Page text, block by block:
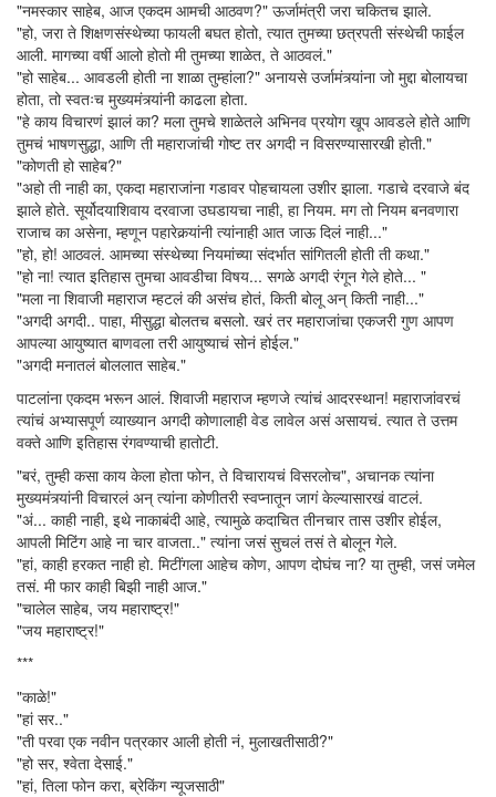
"नमस्कार साहेब, आज एकदम आमची आठवण?" ऊर्जामंत्री जरा चकितच झाले.
"हो, जरा ते शिक्षणसंस्थेच्या फायली बघत होतो, त्यात तुमच्या छत्रपती संस्थेची फाईल
आली. मागच्या वर्षी आलो होतो मी तुमच्या शाळेत, ते आठवलं."
"हो साहेब... आवडली होती ना शाळा तुम्हांला?" अनायसे उर्जामंत्र्यांना जो मुद्दा बोलायचा
होता, तो स्वतःच मुख्यमंत्र्यांनी काढला होता.
"हे काय विचारणं झालं का? मला तुमचे शाळेतले अभिनव प्रयोग खूप आवडले होते आणि
तुमचं भाषणसुद्धा, आणि ती महाराजांची गोष्ट तर अगदी न विसरण्यासारखी होती."
"कोणती हो साहेब?"
"अहो ती नाही का, एकदा महाराजांना गडावर पोहचायला उशीर झाला. गडाचे दरवाजे बंद
झाले होते. सूर्योदयाशिवाय दरवाजा उघडायचा नाही, हा नियम. मग तो नियम बनवणारा
राजाच का असेना, म्हणून पहारेकर्‍यांनी त्यांनाही आत जाऊ दिलं नाही..."
"हो, हो! आठवलं. आमच्या संस्थेच्या नियमांच्या संदर्भात सांगितली होती ती कथा."
"हो ना! त्यात इतिहास तुमचा आवडीचा विषय... सगळे अगदी रंगून गेले होते... "
"मला ना शिवाजी महाराज म्हटलं की असंच होतं, किती बोलू अन् किती नाही..."
"अगदी अगदी.. पाहा, मीसुद्धा बोलतच बसलो. खरं तर महाराजांचा एकजरी गुण आपण
आपल्या आयुष्यात बाणवला तरी आयुष्याचं सोनं होईल."
"अगदी मनातलं बोललात साहेब."
पाटलांना एकदम भरून आलं. शिवाजी महाराज म्हणजे त्यांचं आदरस्थान! महाराजांवरचं
त्यांचं अभ्यासपूर्ण व्याख्यान अगदी कोणालाही वेड लावेल असं असायचं. त्यात ते उत्तम
वक्ते आणि इतिहास रंगवण्याची हातोटी.
"बरं, तुम्ही कसा काय केला होता फोन, ते विचारायचं विसरलोच", अचानक त्यांना
मुख्यमंत्र्यांनी विचारलं अन् त्यांना कोणीतरी स्वप्नातून जागं केल्यासारखं वाटलं.
"अं... काही नाही, इथे नाकाबंदी आहे, त्यामुळे कदाचित तीनचार तास उशीर होईल,
आपली मिटिंग आहे ना चार वाजता.." त्यांना जसं सुचलं तसं ते बोलून गेले.
"हां, काही हरकत नाही हो. मिटींगला आहेच कोण, आपण दोघंच ना? या तुम्ही, जसं जमेल
तसं. मी फार काही बिझी नाही आज."
"चालेल साहेब, जय महाराष्ट्र!"
"जय महाराष्ट्र!"
***
"काळे!"
"हां सर.."
"ती परवा एक नवीन पत्रकार आली होती नं, मुलाखतीसाठी?"
"हो सर, श्वेता देसाई."
"हां, तिला फोन करा, ब्रेकिंग न्यूजसाठी"